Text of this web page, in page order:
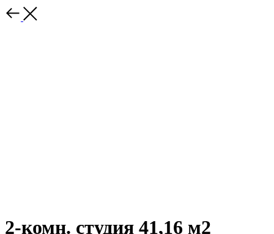
2-комн. студия 41,16 м2